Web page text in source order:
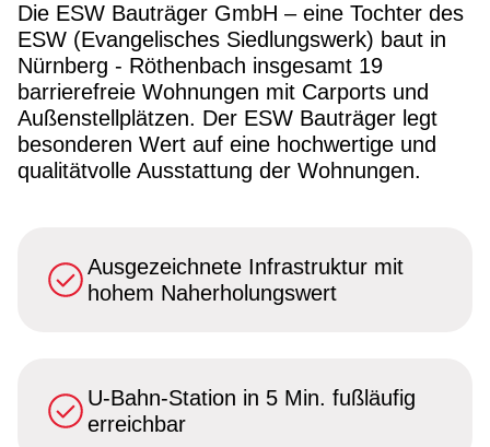
Die ESW Bauträger GmbH – eine Tochter des
ESW (Evangelisches Siedlungswerk) baut in
Nürnberg - Röthenbach insgesamt 19
barrierefreie Wohnungen mit Carports und
Außenstellplätzen. Der ESW Bauträger legt
besonderen Wert auf eine hochwertige und
qualitätvolle Ausstattung der Wohnungen.
Ausgezeichnete Infrastruktur mit
hohem Naherholungswert
U-Bahn-Station in 5 Min. fußläufig
erreichbar